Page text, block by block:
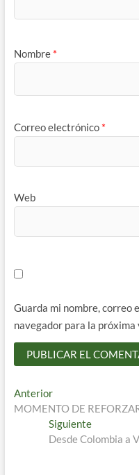
Nombre *
Correo electrónico *
Web
Guarda mi nombre, correo
navegador para la próxima
Navegación
de
entradas
AnteriorEntrada
anterior:
MOMENTO DE
SiguienteEntrada
siguiente:
Desde Colombia a